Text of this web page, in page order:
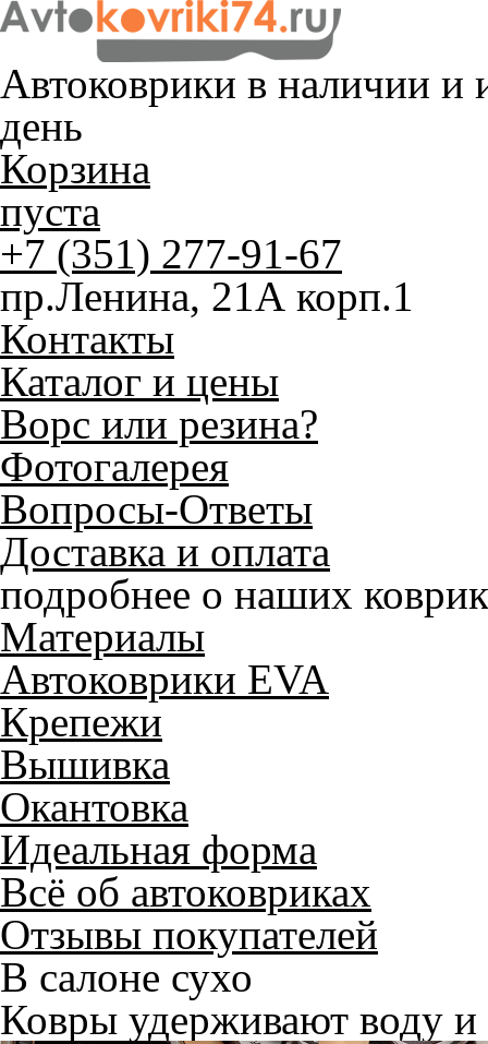
Автоковрики в наличии и
день
Корзина
пуста
+7 (351) 277-91-67
пр.Ленина, 21А корп.1
Контакты
Каталог и цены
Ворс или резина?
Фотогалерея
Вопросы-Ответы
Доставка и оплата
подробнее о наших
Материалы
Автоковрики EVA
Крепежи
Вышивка
Окантовка
Идеальная форма
Всё об автоковриках
Отзывы покупателей
В салоне сухо
Ковры удерживают воду и